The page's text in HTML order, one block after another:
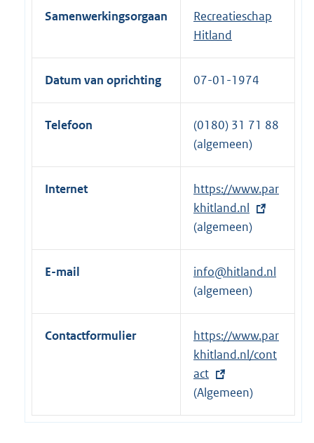
Samenwerkingsorgaan
Recreatieschap
Hitland
Datum van oprichting 07-01-1974
Telefoon
(0180) 31 71 88
(algemeen)
Internet
E
x
t
e
r
n
i
n
k
:
https://www.par
khitland.nl
(algemeen)
E-mail
info@hitland.nl
(algemeen)
Contactformulier
E
x
t
e
r
https://www.par
khitland.nl/cont
act
(Algemeen)